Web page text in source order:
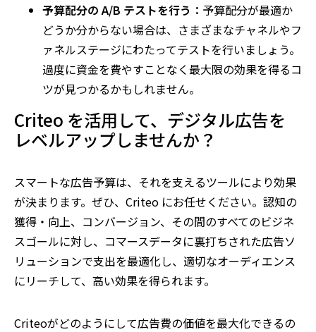
予算配分の A/B テストを行う： 予算配分が最適か
どうか分からない場合は、さまざまなチャネルやフ
ァネルステージにわたってテストを行いましょう。
過度に資金を費やすことなく最大限の効果を得るコ
ツが見つかるかもしれません。
Criteo を活用して、デジタル広告を
レベルアップしませんか？
スマートな広告予算は、それを支えるツールにより効果
が決まります。ぜひ、Criteo にお任せください。認知の
獲得・向上、コンバージョン、その間のすべてのビジネ
スゴールに対し、コマースデータに裏打ちされた広告ソ
リューションで支出を最適化し、適切なオーディエンス
にリーチして、高い効果を得られます。
Criteoがどのようにして広告費の価値を最大化できるの